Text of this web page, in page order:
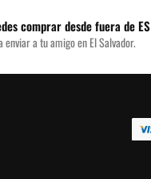
comprar desde fuera de ES
enviar a tu amigo en El Salvador.